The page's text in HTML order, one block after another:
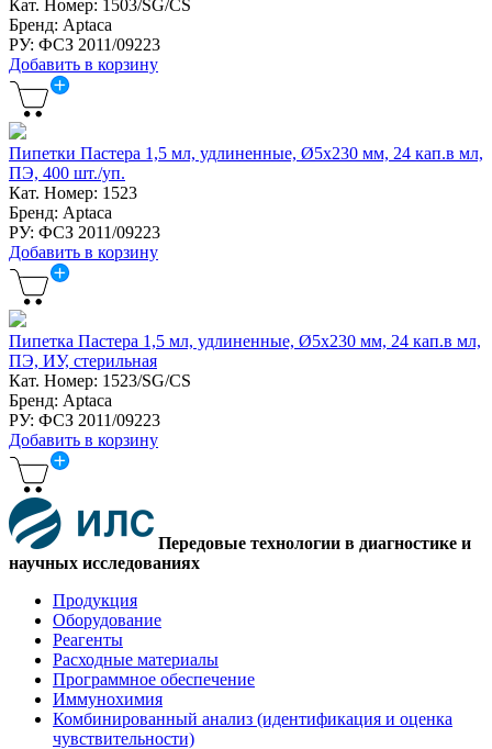
Кат. Номер: 1503/SG/CS
Бренд: Aptaca
РУ: ФСЗ 2011/09223
Добавить в корзину
Пипетки Пастера 1,5 мл, удлиненные, Ø5x230 мм, 24 кап.в мл,
ПЭ, 400 шт./уп.
Кат. Номер: 1523
Бренд: Aptaca
РУ: ФСЗ 2011/09223
Добавить в корзину
Пипетка Пастера 1,5 мл, удлиненные, Ø5x230 мм, 24 кап.в мл,
ПЭ, ИУ, стерильная
Кат. Номер: 1523/SG/CS
Бренд: Aptaca
РУ: ФСЗ 2011/09223
Добавить в корзину
Передовые технологии в диагностике и
научных исследованиях
Продукция
Оборудование
Реагенты
Расходные материалы
Программное обеспечение
Иммунохимия
Комбинированный анализ (идентификация и оценка
чувствительности)